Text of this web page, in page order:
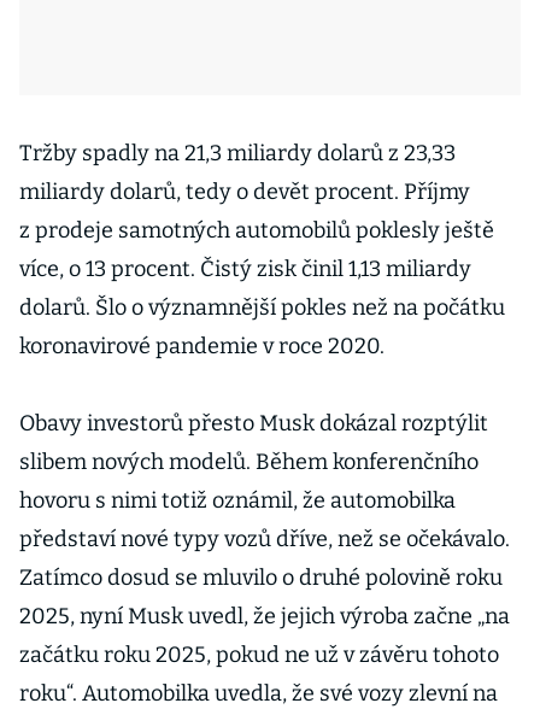
Tržby spadly na 21,3 miliardy dolarů z 23,33
miliardy dolarů, tedy o devět procent. Příjmy
z prodeje samotných automobilů poklesly ještě
více, o 13 procent. Čistý zisk činil 1,13 miliardy
dolarů. Šlo o významnější pokles než na počátku
koronavirové pandemie v roce 2020.
Obavy investorů přesto Musk dokázal rozptýlit
slibem nových modelů. Během konferenčního
hovoru s nimi totiž oznámil, že automobilka
představí nové typy vozů dříve, než se očekávalo.
Zatímco dosud se mluvilo o druhé polovině roku
2025, nyní Musk uvedl, že jejich výroba začne „na
začátku roku 2025, pokud ne už v závěru tohoto
roku“. Automobilka uvedla, že své vozy zlevní na